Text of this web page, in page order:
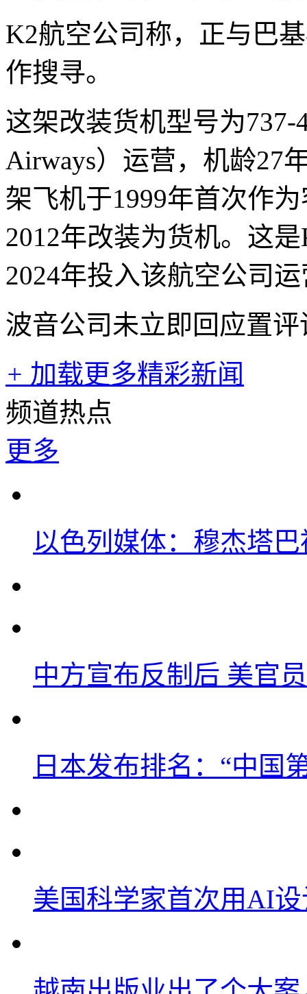
K2航空公司称，正与巴
作搜寻。
这架改装货机型号为
Airways）运营，机龄27
架飞机于1999年首次作
2012年改装为货机。这
2024年投入该航空公司
波音公司未立即回应置评
+ 加载更多精彩新闻
频道热点
更多
以色列媒体：穆杰塔
中方宣布反制后 美官
日本发布排名：“中国
美国科学家首次用AI